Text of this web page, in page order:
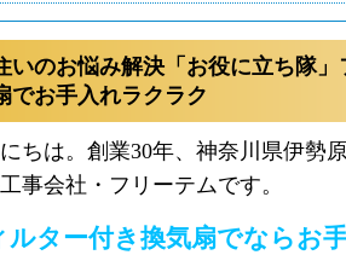
いのお悩み解決「お役に立ち隊
でお手入れラクラク
ちは。創業30年、神奈川県伊勢
事会社・フリーテムです。
ルター付き換気扇でならお